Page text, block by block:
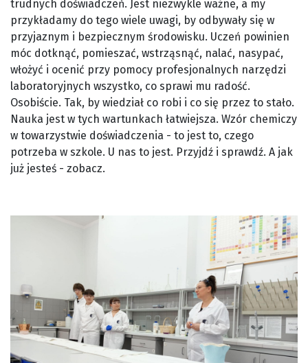
trudnych doświadczeń. Jest niezwykle ważne, a my
przykładamy do tego wiele uwagi, by odbywały się w
przyjaznym i bezpiecznym środowisku. Uczeń powinien
móc dotknąć, pomieszać, wstrząsnąć, nalać, nasypać,
włożyć i ocenić przy pomocy profesjonalnych narzędzi
laboratoryjnych wszystko, co sprawi mu radość.
Osobiście. Tak, by wiedział co robi i co się przez to stało.
Nauka jest w tych wartunkach łatwiejsza. Wzór chemiczy
w towarzystwie doświadczenia - to jest to, czego
potrzeba w szkole. U nas to jest. Przyjdź i sprawdź. A jak
już jesteś - zobacz.